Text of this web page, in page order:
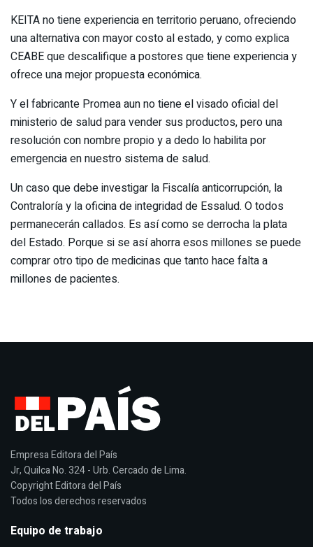
KEITA no tiene experiencia en territorio peruano, ofreciendo
una alternativa con mayor costo al estado, y como explica
CEABE que descalifique a postores que tiene experiencia y
ofrece una mejor propuesta económica.
Y el fabricante Promea aun no tiene el visado oficial del
ministerio de salud para vender sus productos, pero una
resolución con nombre propio y a dedo lo habilita por
emergencia en nuestro sistema de salud.
Un caso que debe investigar la Fiscalía anticorrupción, la
Contraloría y la oficina de integridad de Essalud. O todos
permanecerán callados. Es así como se derrocha la plata
del Estado. Porque si se así ahorra esos millones se puede
comprar otro tipo de medicinas que tanto hace falta a
millones de pacientes.
Empresa Editora del País
Jr, Quilca No. 324 - Urb. Cercado de Lima.
Copyright Editora del País
Todos los derechos reservados
Equipo de trabajo